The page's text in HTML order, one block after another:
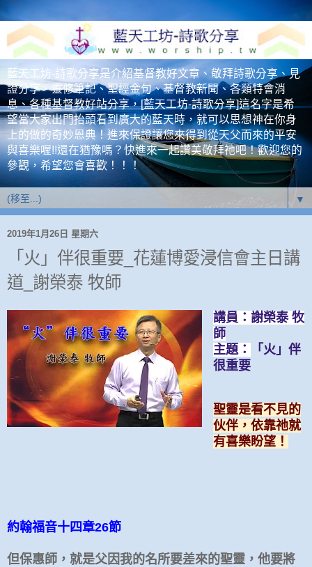
藍天工坊-詩歌分享是介紹基督教好文章、敬拜詩歌分享、見
證分享、靈修筆記、聖經金句、基督教新聞、各類特會消
息、各種基督教好站分享，[藍天工坊-詩歌分享]這名字是希
望當大家出門抬頭看到廣大的藍天時，就可以思想神在你身
上的做的奇妙恩典！進來保證讓您來得到從天父而來的平安
與喜樂喔!!還在猶豫嗎？快進來一起讚美敬拜祂吧！歡迎您的
參觀，希望您會喜歡！！！
▼
2019年1月26日 星期六
「火」伴很重要_花蓮博愛浸信會主日講
道_謝榮泰 牧師
講員：謝榮泰 牧
師
主題：
「火」伴
很重要
聖靈是看不見的
伙伴，依靠祂就
有喜樂盼望！
約翰福音十四章26節
但保惠師，就是父因我的名所要差來的聖靈，他要將